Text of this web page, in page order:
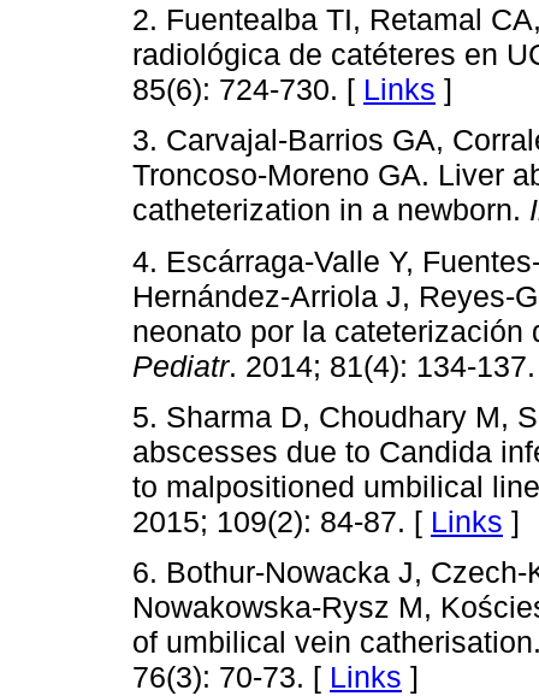
2. Fuentealba TI, Retamal
radiológica de catéteres en
85(6): 724-730. [ Links ]
3. Carvajal-Barrios GA,
Troncoso-Moreno GA. Liver
catheterization in a newborn.
4. Escárraga-Valle Y,
Hernández-Arriola J, Reyes-
neonato por la
Pediatr. 2014; 81(4): 134-
5. Sharma D, Choudhary M,
abscesses due to Candida
to malpositioned umbilical
2015; 109(2): 84-87. [ Links ]
6. Bothur-Nowacka J,
Nowakowska-Rysz M,
of umbilical vein
76(3): 70-73. [ Links ]